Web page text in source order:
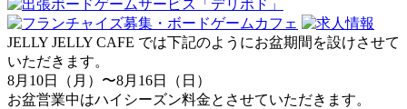
JELLY JELLY CAFE では下記のようにお盆期間を設けさせて
いただきます。
8月10日（月）〜8月16日（日）
お盆営業中はハイシーズン料金とさせていただきます。